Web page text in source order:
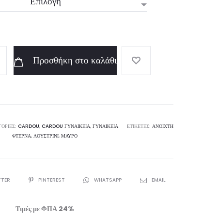
Προσθήκη στο καλάθι
CARDOU, CARDOU ΓΥΝΑΙΚΕΊΑ, ΓΥΝΑΙΚΕΊΑ ΕΤΙΚΈΤΕΣ: ΑΝΟΙΧΤΉ
ΦΤΈΡΝΑ, ΛΟΥΣΤΡΊΝΙ, ΜΑΎΡΟ
PINTEREST WHATSAPP EMAIL
Τιμές με ΦΠΑ 24%